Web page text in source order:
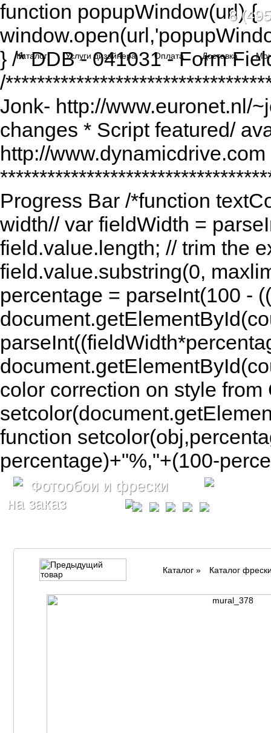
function popupWindow(url) {
} /* DDB - 041031 - Form
/
Jonk- http://www.euronet.nl/
changes * Script featured/
http://
Progress Bar /*function
width// var fieldWidth =
field.value.length; // trim the
field.value.substring(0,
percentage = parseInt(100 -
color correction on style
function
percentage)+"%,"+(100-
Фотообои и фрески
на заказ
8
Каталог Услуги дизайнера Оплата Доставка
Каталог » Каталог